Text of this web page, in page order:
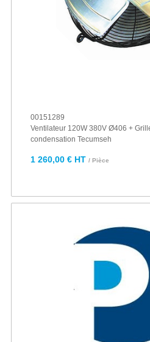
00151289
Ventilateur 120W 380V Ø406 +
condensation Tecumseh
1 260,00 € HT / Pièce